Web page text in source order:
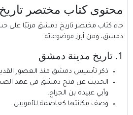
محتوى كتاب مختصر
جاء كتاب مختصر تاريخ دمشق مرتبًا على
دمشق، ومن أبرز موضوعاته:
1. تاريخ مدينة دمشق
ذكر تأسيس دمشق منذ العصور
الحديث عن فتح دمشق في عهد
وأبي عبيدة بن الجراح.
وصف مكانتها كعاصمة للأمويين.